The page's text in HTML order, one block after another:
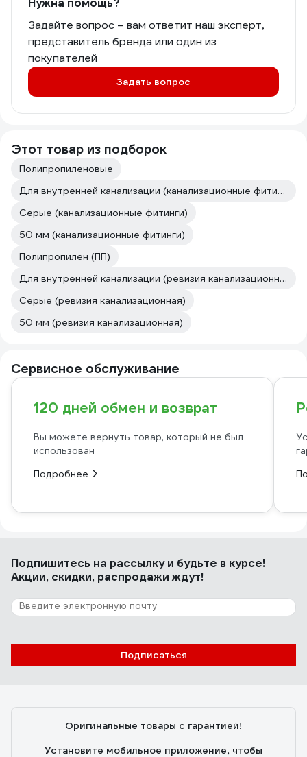
Нужна помощь?
Задайте вопрос – вам ответит наш эксперт,
представитель бренда или один из
покупателей
Задать вопрос
Этот товар из подборок
Полипропиленовые
Для внутренней канализации (канализационные фитинги)
Серые (канализационные фитинги)
50 мм (канализационные фитинги)
Полипропилен (ПП)
Для внутренней канализации (ревизия канализационная)
Серые (ревизия канализационная)
50 мм (ревизия канализационная)
Сервисное обслуживание
120 дней обмен и возврат
Вы можете вернуть товар, который не был
использован
Подробнее
Подпишитесь на рассылкуи будьте в курсе!
Акции, скидки, распродажи ждут!
Подписаться
Оригинальные товары с гарантией!
Установите мобильное приложение, чтобы